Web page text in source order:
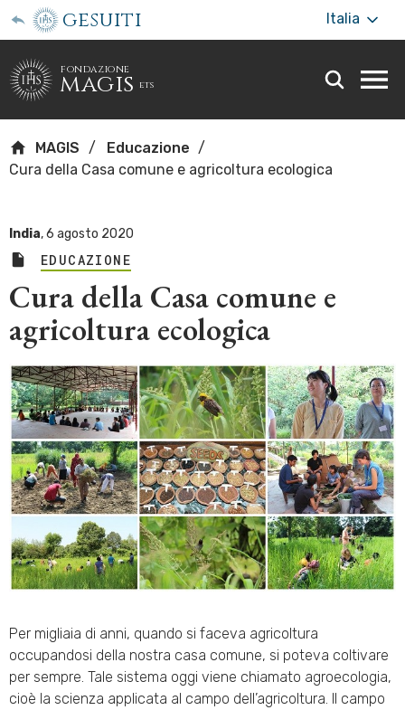
gesuiti Italia
fondazione
magis ets
MAGIS
Educazione
Cura della Casa comune e agricoltura ecologica
India,6 agosto 2020
EDUCAZIONE
Cura della Casa comune e
agricoltura ecologica
Per migliaia di anni, quando si faceva agricoltura
occupandosi della nostra casa comune, si poteva coltivare
per sempre. Tale sistema oggi viene chiamato agroecologia,
cioè la scienza applicata al campo dell’agricoltura. Il campo